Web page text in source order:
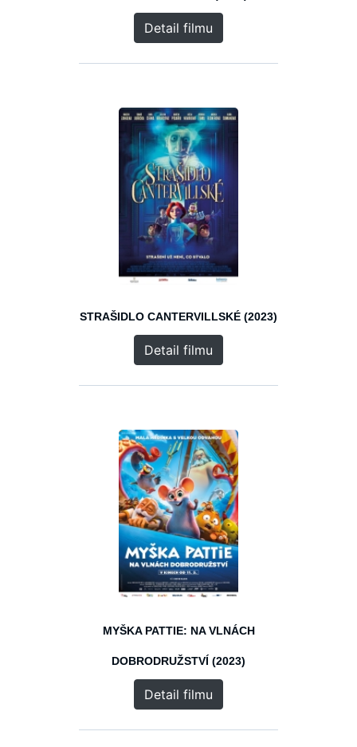
Detail filmu
STRAŠIDLO CANTERVILLSKÉ (2023)
Detail filmu
MYŠKA PATTIE: NA VLNÁCH
DOBRODRUŽSTVÍ (2023)
Detail filmu